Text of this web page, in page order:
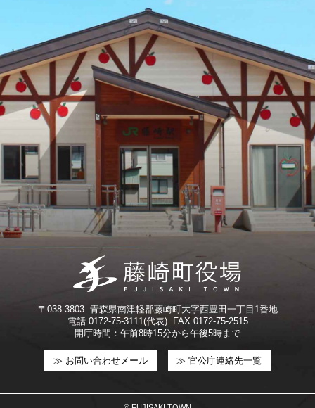
〒038-3803 青森県南津軽郡藤崎町大字西豊田一丁目1番地
電話 0172-75-3111(代表) FAX 0172-75-2515
開庁時間：午前8時15分から午後5時まで
≫ お問い合わせメール ≫ 官公庁連絡先一覧